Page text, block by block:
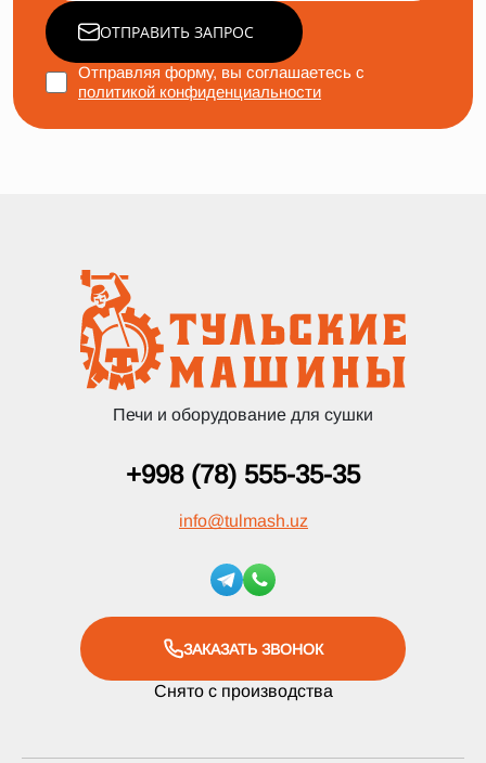
ОТПРАВИТЬ ЗАПРОС
Отправляя форму, вы соглашаетесь с
политикой конфиденциальности
Печи и оборудование для сушки
+998 (78) 555-35-35
info@tulmash.uz
ЗАКАЗАТЬ ЗВОНОК
Снято с производства